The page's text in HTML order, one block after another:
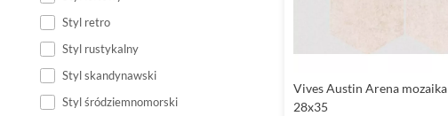
Styl retro
Styl rustykalny
Styl skandynawski
Styl śródziemnomorski
Vives Austin Arena mozaika
28x35